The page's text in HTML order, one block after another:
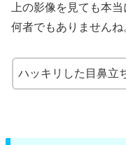
上の影像を見ても本
何者でもありませんね
ハッキリした目鼻立